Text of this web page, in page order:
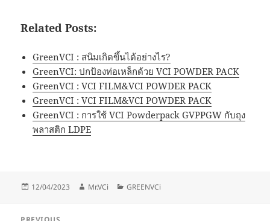
Related Posts:
GreenVCI : สนิมเกิดขึ้นได้อย่างไร?
GreenVCI: ปกป้องท่อเหล็กด้วย VCI POWDER PACK
GreenVCI : VCI FILM&VCI POWDER PACK
GreenVCI : VCI FILM&VCI POWDER PACK
GreenVCI : การใช้ VCI Powderpack GVPPGW กับถุง
พลาสติก LDPE
Posted
12/04/2023 Author
Mr.VCi Categories
GREENVCi